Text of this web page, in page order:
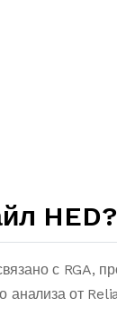
HED?
с RGA,
анализа от